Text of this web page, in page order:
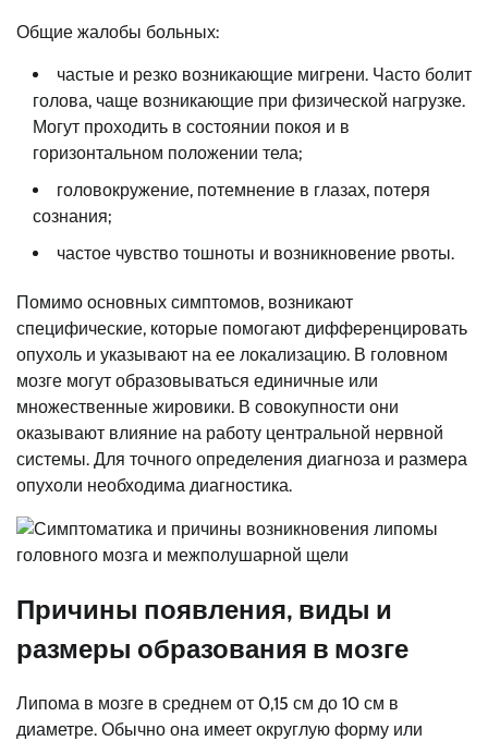
Общие жалобы больных:
частые и резко возникающие мигрени. Часто болит
голова, чаще возникающие при физической нагрузке.
Могут проходить в состоянии покоя и в
горизонтальном положении тела;
головокружение, потемнение в глазах, потеря
сознания;
частое чувство тошноты и возникновение рвоты.
Помимо основных симптомов, возникают
специфические, которые помогают дифференцировать
опухоль и указывают на ее локализацию. В головном
мозге могут образовываться единичные или
множественные жировики. В совокупности они
оказывают влияние на работу центральной нервной
системы. Для точного определения диагноза и размера
опухоли необходима диагностика.
Причины появления, виды и
размеры образования в мозге
Липома в мозге в среднем от 0,15 см до 10 см в
диаметре. Обычно она имеет округлую форму или